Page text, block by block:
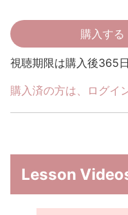
購入する
視聴期限は購入後365日
購入済の方は、ログイ
Lesson